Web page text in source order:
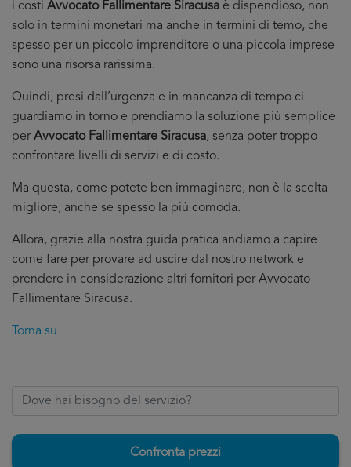
i costi Avvocato Fallimentare Siracusa è dispendioso, non
solo in termini monetari ma anche in termini di temo, che
spesso per un piccolo imprenditore o una piccola imprese
sono una risorsa rarissima.
Quindi, presi dall’urgenza e in mancanza di tempo ci
guardiamo in torno e prendiamo la soluzione più semplice
perAvvocato Fallimentare Siracusa, senza poter troppo
confrontare livelli di servizi e di costo.
Ma questa, come potete ben immaginare, non è la scelta
migliore, anche se spesso la più comoda.
Allora, grazie alla nostra guida pratica andiamo a capire
come fare per provare ad uscire dal nostro network e
prendere in considerazione altri fornitori per Avvocato
Fallimentare Siracusa.
Torna su
Confronta prezzi